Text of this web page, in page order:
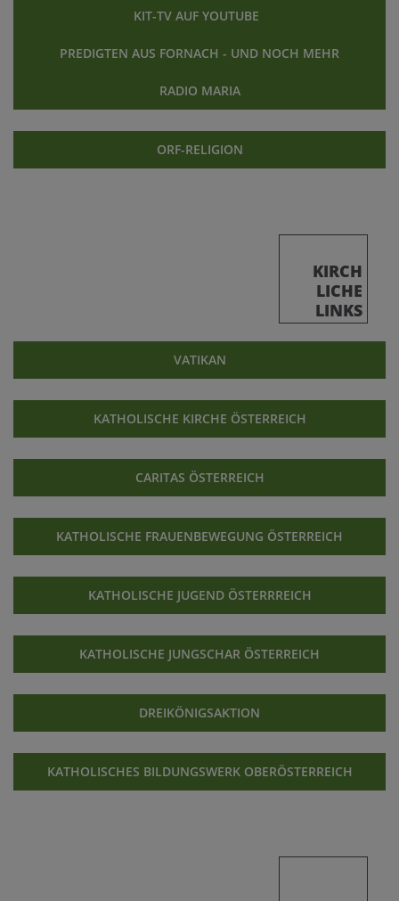
KIT-TV AUF YOUTUBE
PREDIGTEN AUS FORNACH - UND NOCH MEHR
RADIO MARIA
ORF-RELIGION
KIRCH
LICHE
LINKS
VATIKAN
KATHOLISCHE KIRCHE ÖSTERREICH
CARITAS ÖSTERREICH
KATHOLISCHE FRAUENBEWEGUNG ÖSTERREICH
KATHOLISCHE JUGEND ÖSTERRREICH
KATHOLISCHE JUNGSCHAR ÖSTERREICH
DREIKÖNIGSAKTION
KATHOLISCHES BILDUNGSWERK OBERÖSTERREICH